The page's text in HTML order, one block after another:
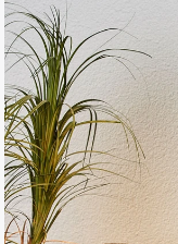
koniec
galerii